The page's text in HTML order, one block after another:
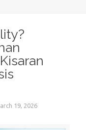
19, 2026